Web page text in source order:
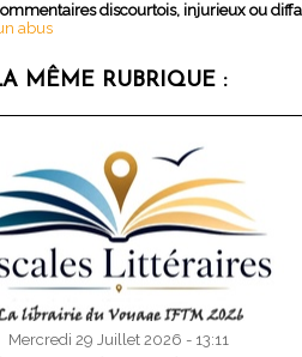
discourtois, injurieux ou
abus
MÊME RUBRIQUE :
Mercredi 29 Juillet 2026 - 13:11